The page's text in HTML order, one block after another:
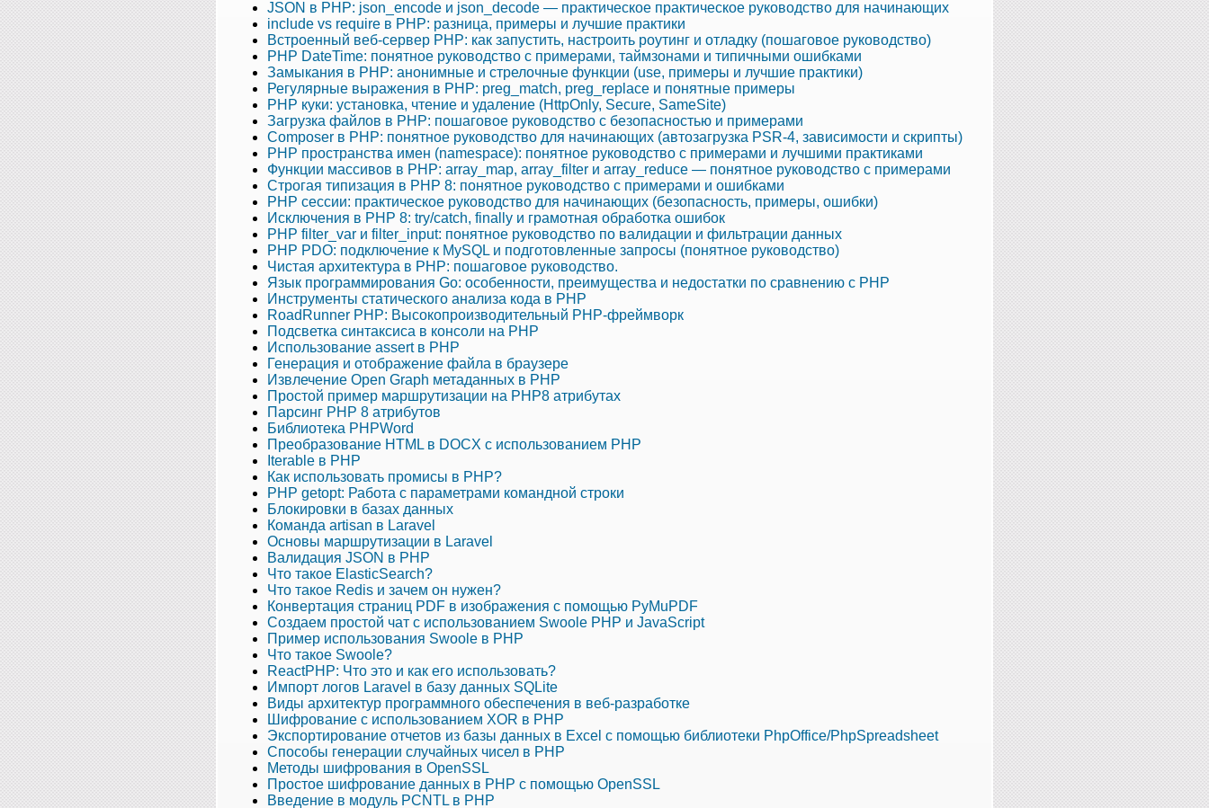
JSON в PHP: json_encode и json_decode — практическое практическое руководство для начинающих
include vs require в PHP: разница, примеры и лучшие практики
Встроенный веб‑сервер PHP: как запустить, настроить роутинг и отладку (пошаговое руководство)
PHP DateTime: понятное руководство с примерами, таймзонами и типичными ошибками
Замыкания в PHP: анонимные и стрелочные функции (use, примеры и лучшие практики)
Регулярные выражения в PHP: preg_match, preg_replace и понятные примеры
PHP куки: установка, чтение и удаление (HttpOnly, Secure, SameSite)
Загрузка файлов в PHP: пошаговое руководство с безопасностью и примерами
Composer в PHP: понятное руководство для начинающих (автозагрузка PSR‑4, зависимости и скрипты)
PHP пространства имен (namespace): понятное руководство с примерами и лучшими практиками
Функции массивов в PHP: array_map, array_filter и array_reduce — понятное руководство с примерами
Строгая типизация в PHP 8: понятное руководство с примерами и ошибками
PHP сессии: практическое руководство для начинающих (безопасность, примеры, ошибки)
Исключения в PHP 8: try/catch, finally и грамотная обработка ошибок
PHP filter_var и filter_input: понятное руководство по валидации и фильтрации данных
PHP PDO: подключение к MySQL и подготовленные запросы (понятное руководство)
Чистая архитектура в PHP: пошаговое руководство.
Язык программирования Go: особенности, преимущества и недостатки по сравнению с PHP
Инструменты статического анализа кода в PHP
RoadRunner PHP: Высокопроизводительный PHP-фреймворк
Подсветка синтаксиса в консоли на PHP
Использование assert в PHP
Генерация и отображение файла в браузере
Извлечение Open Graph метаданных в PHP
Простой пример маршрутизации на PHP8 атрибутах
Парсинг PHP 8 атрибутов
Библиотека PHPWord
Преобразование HTML в DOCX с использованием PHP
Iterable в PHP
Как использовать промисы в PHP?
PHP getopt: Работа с параметрами командной строки
Блокировки в базах данных
Команда artisan в Laravel
Основы маршрутизации в Laravel
Валидация JSON в PHP
Что такое ElasticSearch?
Что такое Redis и зачем он нужен?
Конвертация страниц PDF в изображения с помощью PyMuPDF
Создаем простой чат с использованием Swoole PHP и JavaScript
Пример использования Swoole в PHP
Что такое Swoole?
ReactPHP: Что это и как его использовать?
Импорт логов Laravel в базу данных SQLite
Виды архитектур программного обеспечения в веб-разработке
Шифрование с использованием XOR в PHP
Экспортирование отчетов из базы данных в Excel с помощью библиотеки PhpOffice/PhpSpreadsheet
Способы генерации случайных чисел в PHP
Методы шифрования в OpenSSL
Простое шифрование данных в PHP с помощью OpenSSL
Введение в модуль PCNTL в PHP